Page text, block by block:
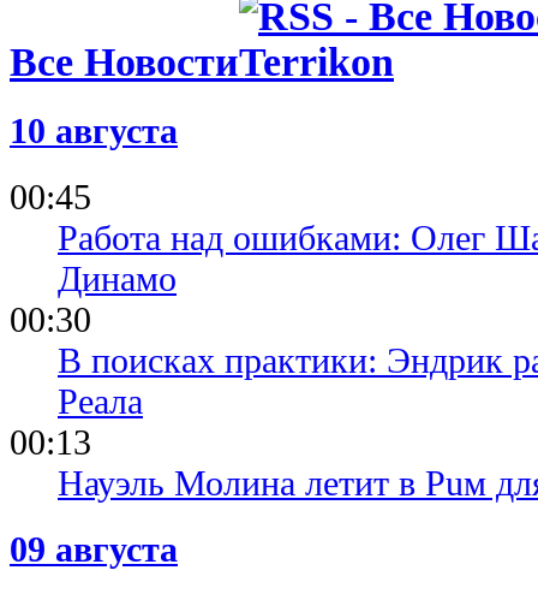
Барселона
хавбека
Все Новости
10 августа
00:45
Работа над ошибками: Олег
Динамо
00:30
В поисках практики: Эндрик
Реала
00:13
Науэль Молина летит в Puм
09 августа